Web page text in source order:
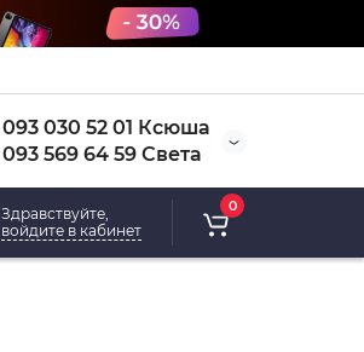
093 030 52 01 Ксюша
093 569 64 59 Света
Здравствуйте,
войдите в кабинет
0